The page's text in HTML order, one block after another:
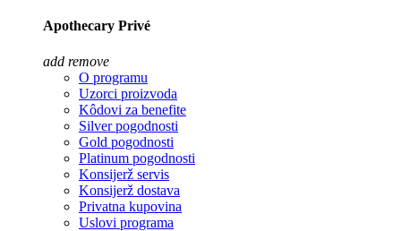
Apothecary Privé
add remove
O programu
Uzorci proizvoda
Kôdovi za benefite
Silver pogodnosti
Gold pogodnosti
Platinum pogodnosti
Konsijerž servis
Konsijerž dostava
Privatna kupovina
Uslovi programa